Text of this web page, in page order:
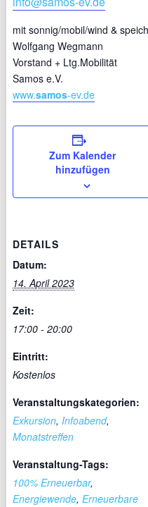
mit sonnig/mobil/wind &
Wolfgang Wegmann
Vorstand + Ltg.Mobilität
Samos e.V.
www.samos-ev.de
Zum Kalender
hinzufügen
DETAILS
Datum:
14. April 2023
Zeit:
17:00 - 20:00
Eintritt:
Kostenlos
Veranstaltungskategorien:
Exkursion, Infoabend,
Monatstreffen
Veranstaltung-Tags:
100% Erneuerbar,
Energiewende, Erneuerbare